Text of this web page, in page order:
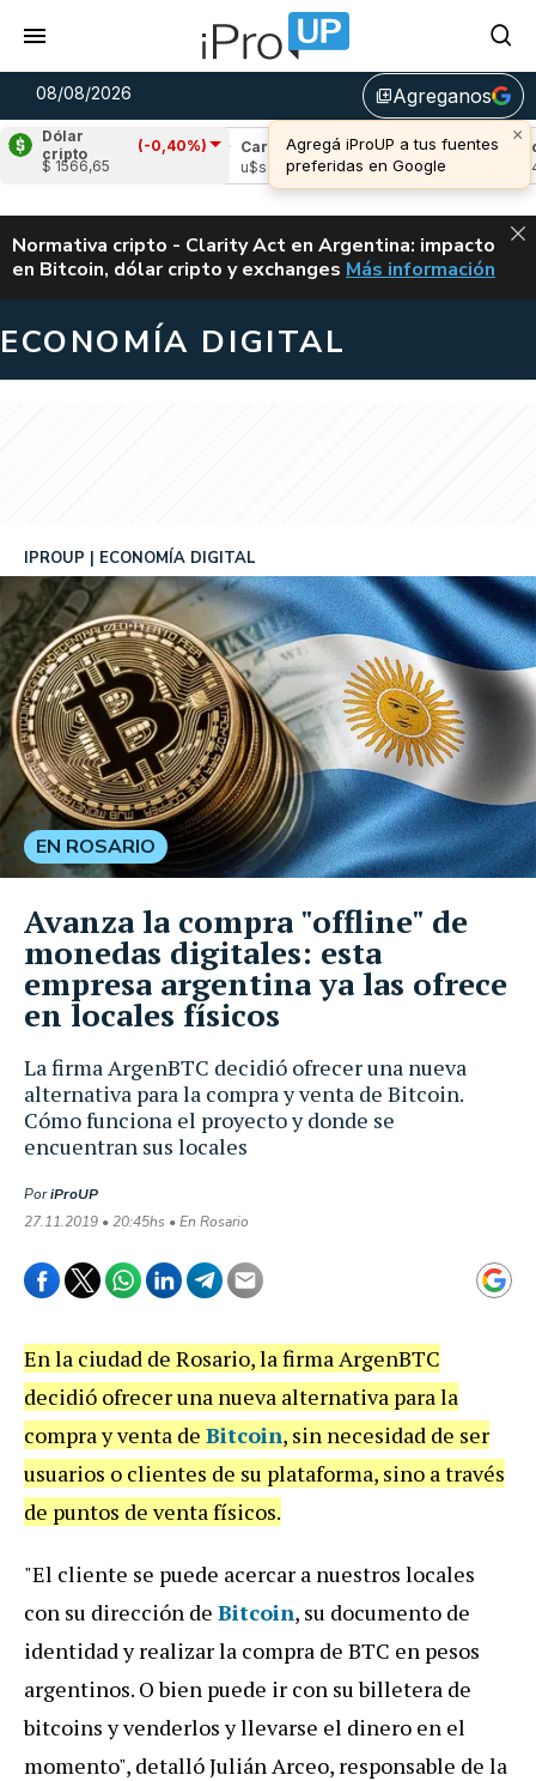
08/08/2026 library_addAgreganos
×
Agregá iProUP a tus fuentes
preferidas en Google
Dólar
cripto
(-0,40%)
$ 1566,65
(1,87%)
Cardano
(0,75%)
u$s 0,20
ALERTA
Normativa cripto - Clarity Act en Argentina: impacto
en Bitcoin, dólar cripto y exchanges CLARITY ACT EN
Más información
ECONOMÍA DIGITAL
La firma ArgenBTC decidió ofrecer una nueva
alternativa para la compra y venta de Bitcoin.
Cómo funciona el proyecto y donde se
encuentran sus locales
IPROUP ECONOMÍA DIGITAL
PoriProUP
27.11.2019 • 20:45hs • En Rosario
EN ROSARIO
Avanza la compra "offline" de
monedas digitales: esta
empresa argentina ya las ofrece
en locales físicos
En la ciudad de Rosario, la firma ArgenBTC
decidió ofrecer una nueva alternativa para la
compra y venta de Bitcoin, sin necesidad de ser
usuarios o clientes de su plataforma, sino a través
de puntos de venta físicos.
"El cliente se puede acercar a nuestros locales
con su dirección de Bitcoin, su documento de
identidad y realizar la compra de BTC en pesos
argentinos. O bien puede ir con su billetera de
bitcoins y venderlos y llevarse el dinero en el
momento", detalló Julián Arceo, responsable de la